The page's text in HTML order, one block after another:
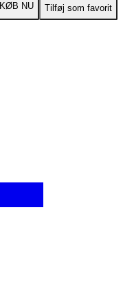
KØB NU Tilføj som favorit